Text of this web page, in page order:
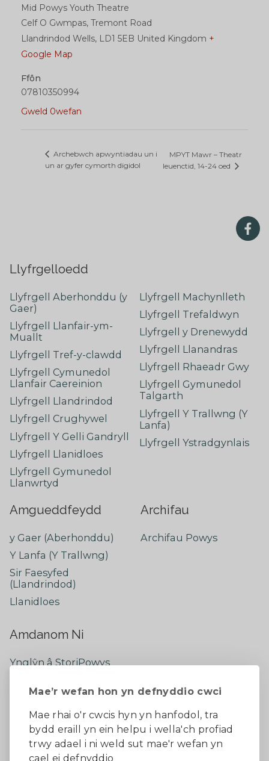
Mae’r wefan hon yn defnyddio cwci
Mae rhai o'r cwcis hyn yn hanfodol, tra
bydd eraill yn ein helpu i wella'ch profiad
trwy adael i ni weld sut mae'r wefan yn
cael ei defnyddio
Mid Powys Youth Theatre
Celf O Gwmpas, Tremont Road
Llandrindod Wells, LD1 5EB United Kingdom +
Google Map
Ffôn
07810350994
Gweld 0wefan
Archebwch apwyntiadau un i
un ar gyfer cymorth digidol
MPYT Mawr – Theatr
Ieuenctid, 14-24 oed
Llyfrgelloedd
Llyfrgell Aberhonddu (y
Gaer)
Llyfrgell Llanfair-ym-
Muallt
Llyfrgell Tref-y-clawdd
Llyfrgell Cymunedol
Llanfair Caereinion
Llyfrgell Llandrindod
Llyfrgell Crughywel
Llyfrgell Y Gelli Gandryll
Llyfrgell Llanidloes
Llyfrgell Gymunedol
Llanwrtyd
Llyfrgell Machynlleth
Llyfrgell Trefaldwyn
Llyfrgell y Drenewydd
Llyfrgell Llanandras
Llyfrgell Rhaeadr Gwy
Llyfrgell Gymunedol
Talgarth
Llyfrgell Y Trallwng (Y
Lanfa)
Llyfrgell Ystradgynlais
Amgueddfeydd
y Gaer (Aberhonddu)
Y Lanfa (Y Trallwng)
Sir Faesyfed
(Llandrindod)
Llanidloes
Archifau
Archifau Powys
Amdanom Ni
Ynglŷn â StoriPowys
Newyddion Diweddaraf
Dywedwch eich barn
Facebook